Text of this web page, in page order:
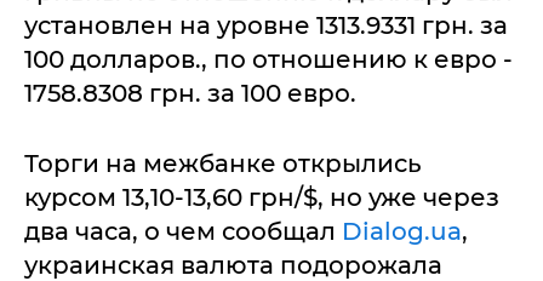
установлен на уровне 1313.9331 грн. за
100 долларов., по отношению к евро -
1758.8308 грн. за 100 евро.
Торги на межбанке открылись
курсом 13,10-13,60 грн/$, но уже через
два часа, о чем сообщал Dialog.ua,
украинская валюта подорожала